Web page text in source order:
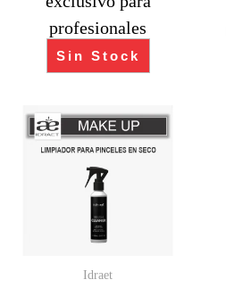
profesionales
Sin Stock
Idraet